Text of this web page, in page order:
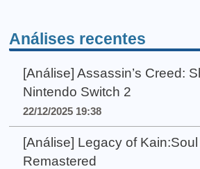
Análises recentes
[Análise] Assassin’s Creed:
Nintendo Switch 2
22/12/2025 19:38
[Análise] Legacy of
Remastered